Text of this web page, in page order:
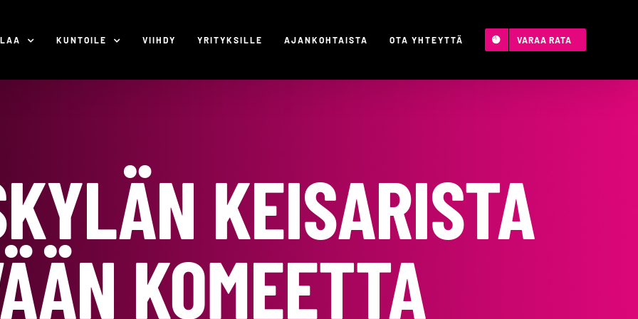
KUNTOILE VIIHDY YRITYKSILLE AJANKOHTAISTA OTA YHTEYTTÄ VARAA RATA
KEISARISTA
KOMEETTA